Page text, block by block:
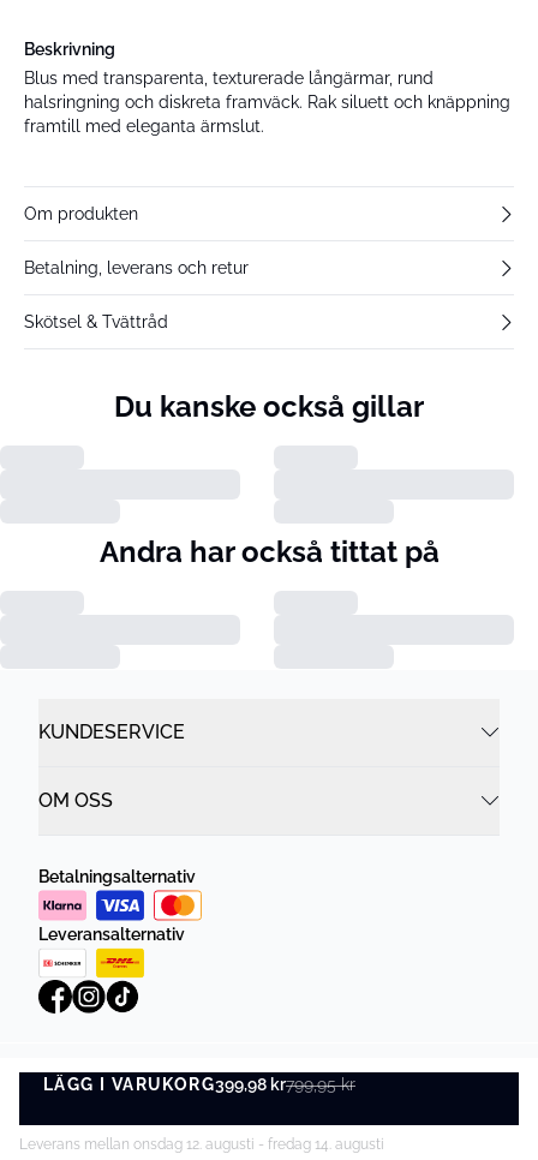
LÄGG I VARUKORG399,98 kr799,95 kr
LÄGG I VARUKORG
Leverans mellan onsdag 12. augusti - fredag 14. augusti
Beskrivning
Blus med transparenta, texturerade långärmar, rund
halsringning och diskreta framväck. Rak siluett och knäppning
framtill med eleganta ärmslut.
Om produkten
Betalning, leverans och retur
Skötsel & Tvättråd
Du kanske också gillar
Andra har också tittat på
KUNDESERVICE
OM OSS
Betalningsalternativ
Leveransalternativ
Integritetspolicy Villkor